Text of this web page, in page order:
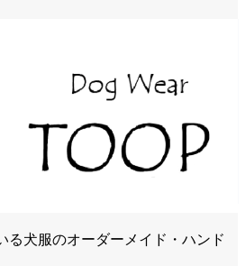
る犬服のオーダーメイド・ハンド